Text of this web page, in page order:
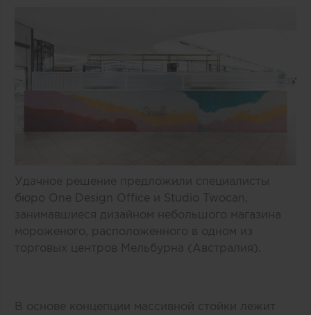
Удачное решение предложили специалисты
бюро One Design Office и Studio Twocan,
занимавшиеся дизайном небольшого магазина
мороженого, расположенного в одном из
торговых центров Мельбурна (Австралия).
В основе концепции массивной стойки лежит